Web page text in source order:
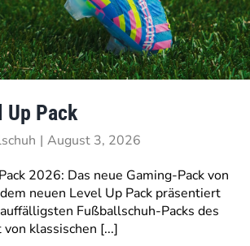
Up Pack
| August 3, 2026
2026: Das neue Gaming-Pack von
neuen Level Up Pack präsentiert
Fußballschuh-Packs des
klassischen [...]